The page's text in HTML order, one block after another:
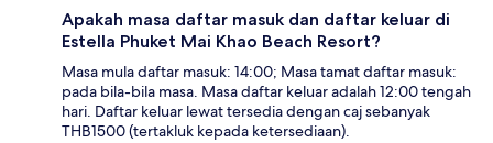
Apakah masa daftar masuk dan daftar keluar di
Estella Phuket Mai Khao Beach Resort?
Masa mula daftar masuk: 14:00; Masa tamat daftar masuk:
pada bila-bila masa. Masa daftar keluar adalah 12:00 tengah
hari. Daftar keluar lewat tersedia dengan caj sebanyak
THB1500 (tertakluk kepada ketersediaan).